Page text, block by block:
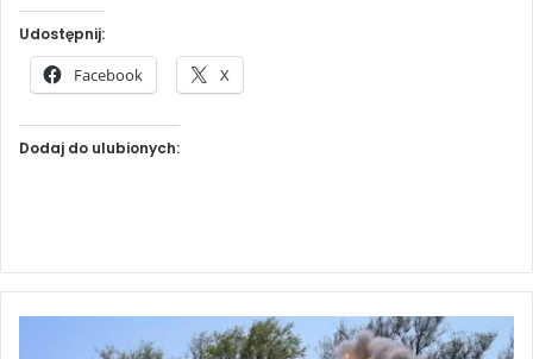
Udostępnij:
Facebook X
Dodaj do ulubionych: